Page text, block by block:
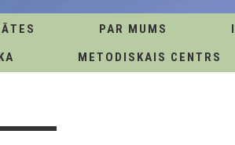
PAR MUMS
METODISKAIS CENTRS